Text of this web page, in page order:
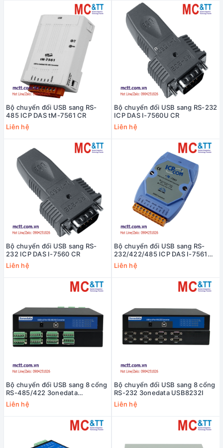
Bộ chuyển đổi USB sang RS-
485 ICP DAS tM-7561 CR
Liên hệ
Bộ chuyển đổi USB sang RS-232
ICP DAS I-7560U CR
Liên hệ
Bộ chuyển đổi USB sang RS-
232 ICP DAS I-7560 CR
Liên hệ
Bộ chuyển đổi USB sang RS-
232/422/485 ICP DAS I-7561
CR
Liên hệ
Bộ chuyển đổi USB sang 8 cổng
RS-485/422 3onedata
USB8485I
Liên hệ
Bộ chuyển đổi USB sang 8 cổng
RS-232 3onedata USB8232I
Liên hệ